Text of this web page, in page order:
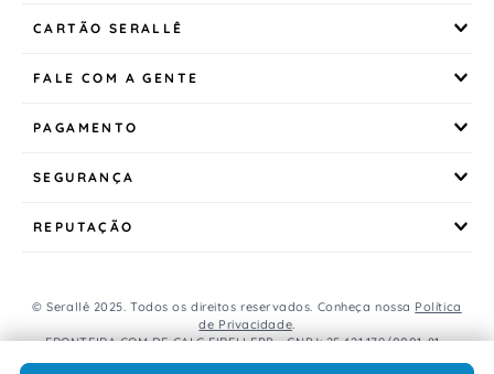
CARTÃO SERALLÊ
FALE COM A GENTE
PAGAMENTO
SEGURANÇA
REPUTAÇÃO
© Serallê 2025. Todos os direitos reservados. Conheça nossa Política
de Privacidade.
FRONTEIRA COM DE CALC EIRELI EPP - CNPJ: 25.421.179/0001-81 -
Avenida Brasil, 456, Centro, CEP: 85.851-000, Foz do Iguaçu, PR, Brasil.